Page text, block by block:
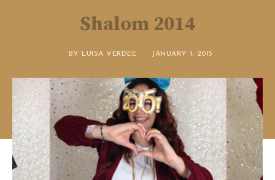
Shalom 2014
BY LUISA VERDEE JANUARY 1, 2015